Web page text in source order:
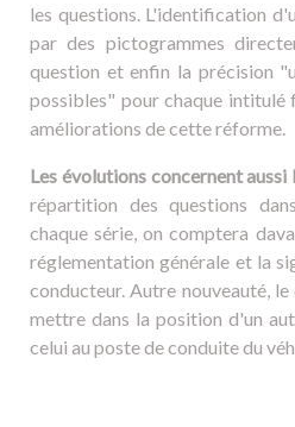
les questions. L'identification
par des pictogrammes
question et enfin la précision
possibles" pour chaque intitulé
améliorations de cette réforme.
Les évolutions concernent aussi
répartition des questions
chaque série, on comptera
réglementation générale et la
conducteur. Autre nouveauté,
mettre dans la position d'un
celui au poste de conduite du